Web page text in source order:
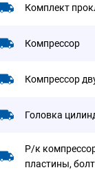
Комплект
Компрессор
Компрессор
Головка
Р/к
пластины,